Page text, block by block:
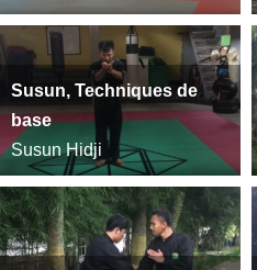
Susun, Techniques de
base
Susun Hidji